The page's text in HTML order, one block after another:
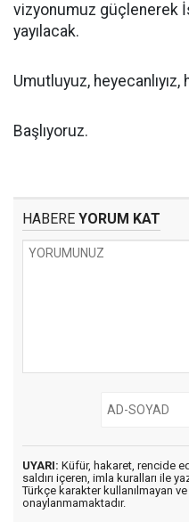
vizyonumuz güçlenerek
yayılacak.
Umutluyuz, heyecanlıyız,
Başlıyoruz.
HABERE YORUM KAT
UYARI: Küfür, hakaret, rencide
saldırı içeren, imla kuralları ile
Türkçe karakter kullanılmayan
onaylanmamaktadır.